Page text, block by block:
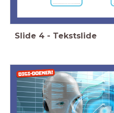
Slide 4 - Tekstslide